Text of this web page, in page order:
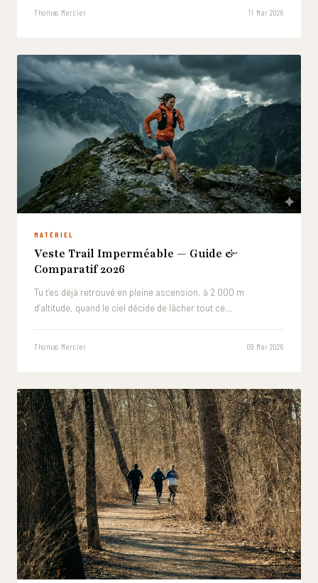
Thomas Mercier 11 Mar 2026
MATÉRIEL
Veste Trail Imperméable — Guide &
Comparatif 2026
Tu t’es déjà retrouvé en pleine ascension, à 2 000 m
d’altitude, quand le ciel décide de lâcher tout ce…
Thomas Mercier 09 Mar 2026